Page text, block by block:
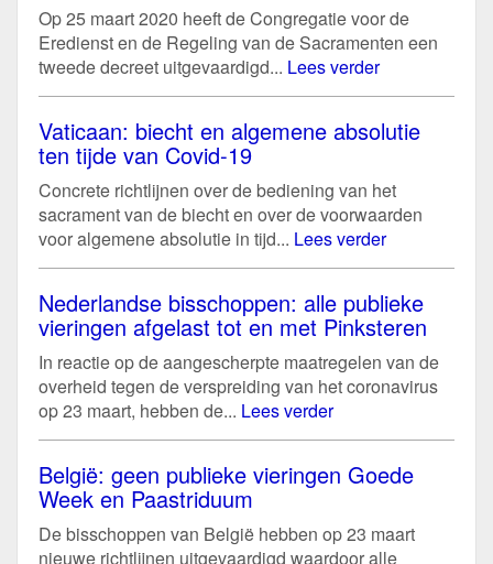
Op 25 maart 2020 heeft de Congregatie voor de
Eredienst en de Regeling van de Sacramenten een
tweede decreet uitgevaardigd... Lees verder
Vaticaan: biecht en algemene absolutie
ten tijde van Covid-19
Concrete richtlijnen over de bediening van het
sacrament van de biecht en over de voorwaarden
voor algemene absolutie in tijd... Lees verder
Nederlandse bisschoppen: alle publieke
vieringen afgelast tot en met Pinksteren
In reactie op de aangescherpte maatregelen van de
overheid tegen de verspreiding van het coronavirus
op 23 maart, hebben de... Lees verder
België: geen publieke vieringen Goede
Week en Paastriduum
De bisschoppen van België hebben op 23 maart
nieuwe richtlijnen uitgevaardigd waardoor alle